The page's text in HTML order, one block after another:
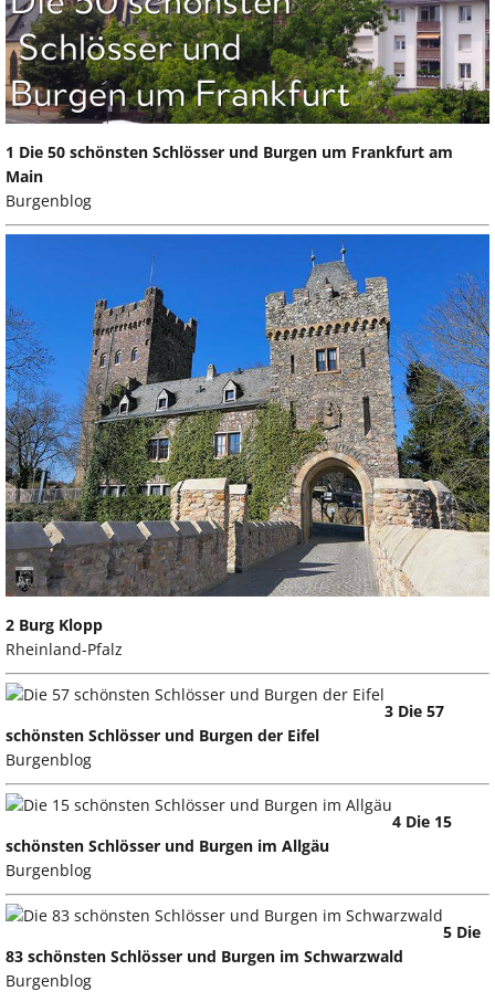
1 Die 50 schönsten Schlösser und Burgen um Frankfurt am
Main
Burgenblog
2 Burg Klopp
Rheinland-Pfalz
3 Die 57
schönsten Schlösser und Burgen der Eifel
Burgenblog
4 Die 15
schönsten Schlösser und Burgen im Allgäu
Burgenblog
5 Die
83 schönsten Schlösser und Burgen im Schwarzwald
Burgenblog